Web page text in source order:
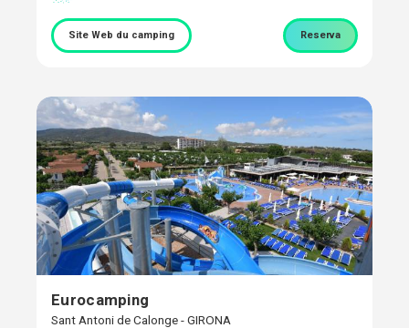
Site Web du camping Reserva
Eurocamping
Sant Antoni de Calonge - GIRONA